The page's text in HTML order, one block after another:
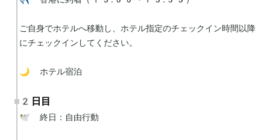
ご自身でホテルへ移動し、ホテル指定のチェックイン時間以降
にチェックインしてください。
🌙 ホテル宿泊
2日目
🕊 終日：自由行動